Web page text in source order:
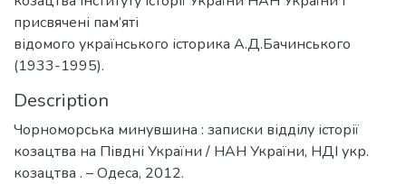
присвячені пам’яті
відомого українського історика А.Д.Бачинського
(1933-1995).
Description
Чорноморська минувшина : записки відділу історії
козацтва на Півдні України / НАН України, НДІ укр.
козацтва . – Одеса, 2012.